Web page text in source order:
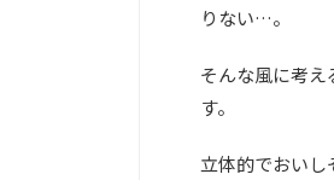
りない…。
そんな風に考
す。
立体的でおいし